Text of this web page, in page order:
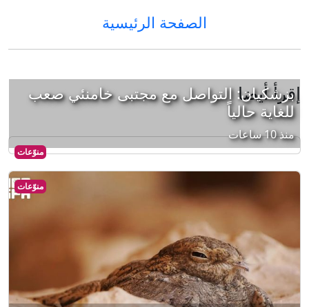
الصفحة الرئيسية
إقرأ أيضا
منوّعات
بزشكيان: التواصل مع مجتبى خامنئي صعب
للغاية حالياً
منذ 10 ساعات
منوّعات